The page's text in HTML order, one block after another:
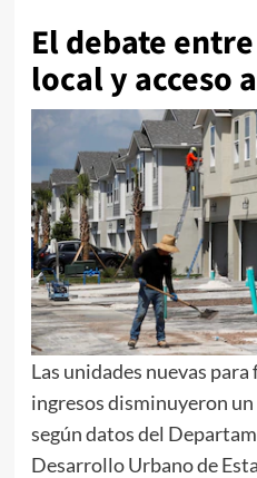
El debate
local y acceso
Las unidades nuevas
ingresos disminuyeron
según datos del
Desarrollo Urbano de